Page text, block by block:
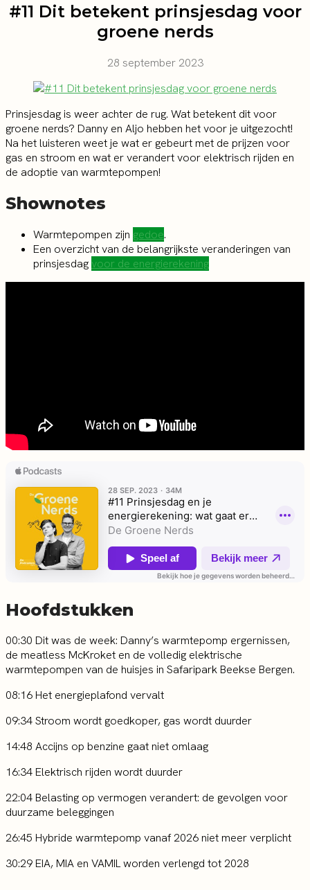
#11 Dit betekent prinsjesdag voor
groene nerds
28 september 2023
Prinsjesdag is weer achter de rug. Wat betekent dit voor
groene nerds? Danny en Aljo hebben het voor je uitgezocht!
Na het luisteren weet je wat er gebeurt met de prijzen voor
gas en stroom en wat er verandert voor elektrisch rijden en
de adoptie van warmtepompen!
Shownotes
Warmtepompen zijn gedoe.
Een overzicht van de belangrijkste veranderingen van
prinsjesdag voor de energierekening
Hoofdstukken
00:30 Dit was de week: Danny’s warmtepomp ergernissen,
de meatless McKroket en de volledig elektrische
warmtepompen van de huisjes in Safaripark Beekse Bergen.
08:16 Het energieplafond vervalt
09:34 Stroom wordt goedkoper, gas wordt duurder
14:48 Accijns op benzine gaat niet omlaag
16:34 Elektrisch rijden wordt duurder
22:04 Belasting op vermogen verandert: de gevolgen voor
duurzame beleggingen
26:45 Hybride warmtepomp vanaf 2026 niet meer verplicht
30:29 EIA, MIA en VAMIL worden verlengd tot 2028